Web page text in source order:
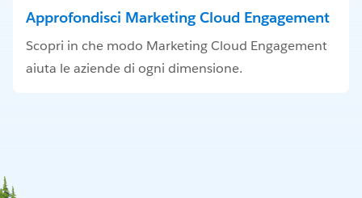
Approfondisci Marketing Cloud Engagement
Scopri in che modo Marketing Cloud Engagement
aiuta le aziende di ogni dimensione.